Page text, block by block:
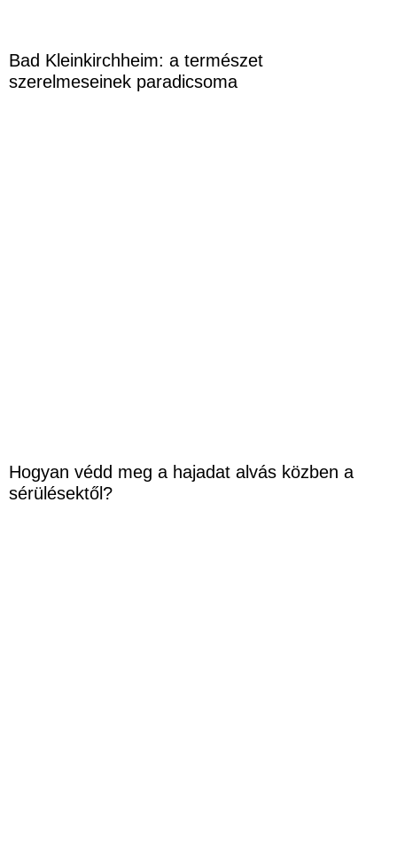
Bad Kleinkirchheim: a természet
szerelmeseinek paradicsoma
Hogyan védd meg a hajadat alvás közben a
sérülésektől?